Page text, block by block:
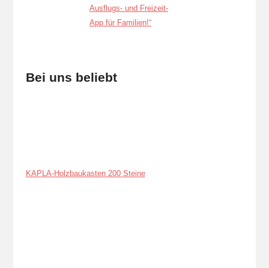
Bei uns beliebt
KAPLA-Holzbaukasten 200 Steine